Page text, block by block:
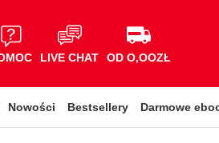
LIVE CHAT OD O,OOZŁ
Nowości Bestsellery Darmowe